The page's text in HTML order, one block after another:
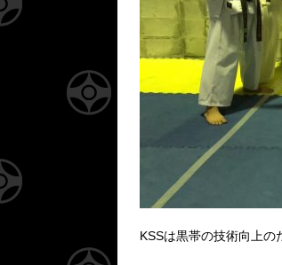
KSSは黒帯の技術向上の